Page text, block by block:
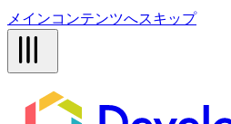
メインコンテンツへスキップ